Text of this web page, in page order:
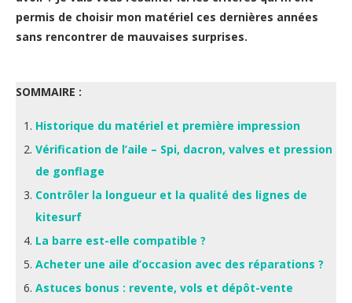
permis de choisir mon matériel ces dernières années
sans rencontrer de mauvaises surprises.
SOMMAIRE :
Historique du matériel et première impression
Vérification de l’aile – Spi, dacron, valves et pression
de gonflage
Contrôler la longueur et la qualité des lignes de
kitesurf
La barre est-elle compatible ?
Acheter une aile d’occasion avec des réparations ?
Astuces bonus : revente, vols et dépôt-vente